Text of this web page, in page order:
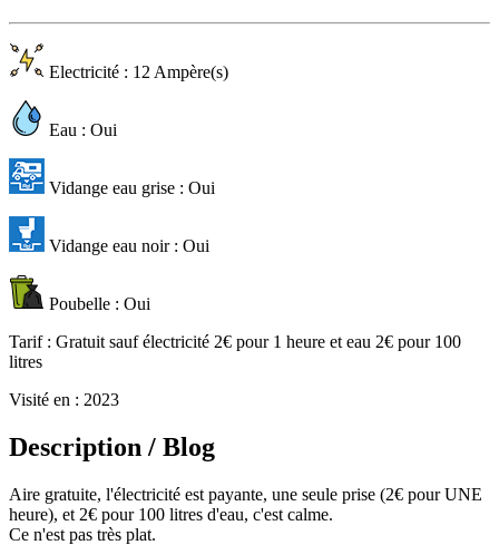
Electricité : 12 Ampère(s)
Eau : Oui
Vidange eau grise : Oui
Vidange eau noir : Oui
Poubelle : Oui
Tarif: Gratuit sauf électricité 2€ pour 1 heure et eau 2€ pour 100
litres
Visité en : 2023
Description / Blog
Aire gratuite, l'électricité est payante, une seule prise (2€ pour UNE
heure), et 2€ pour 100 litres d'eau, c'est calme.
Ce n'est pas très plat.